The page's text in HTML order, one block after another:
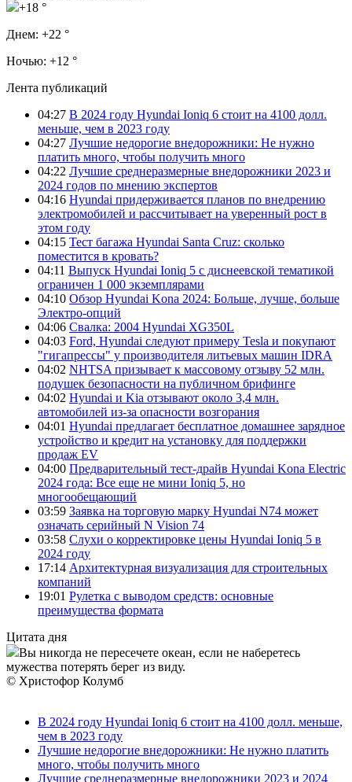
+18 °
Днем: +22 °
Ночью: +12 °
Лента публикаций
04:27 В 2024 году Hyundai Ioniq 6 стоит на 4100 долл.
меньше, чем в 2023 году
04:27 Лучшие недорогие внедорожники: Не нужно
платить много, чтобы получить много
04:22 Лучшие среднеразмерные внедорожники 2023 и
2024 годов по мнению экспертов
04:16 Hyundai придерживается планов по внедрению
электромобилей и рассчитывает на уверенный рост в
этом году
04:15 Тест багажа Hyundai Santa Cruz: сколько
поместится в кровать?
04:11 Выпуск Hyundai Ioniq 5 с диснеевской тематикой
ограничен 1 000 экземплярами
04:10 Обзор Hyundai Kona 2024: Больше, лучше, больше
Электро-опций
04:06 Свалка: 2004 Hyundai XG350L
04:03 Ford, Hyundai следуют примеру Tesla и покупают
"гигапрессы" у производителя литьевых машин IDRA
04:02 NHTSA призывает к массовому отзыву 52 млн.
подушек безопасности на публичном брифинге
04:02 Hyundai и Kia отзывают около 3,4 млн.
автомобилей из-за опасности возгорания
04:01 Hyundai предлагает бесплатное домашнее зарядное
устройство и кредит на установку для поддержки
продаж EV
04:00 Предварительный тест-драйв Hyundai Kona Electric
2024 года: Все еще не мини Ioniq 5, но
многообещающий
03:59 Заявка на торговую марку Hyundai N74 может
означать серийный N Vision 74
03:58 Слухи о корректировке цены Hyundai Ioniq 5 в
2024 году
17:14 Архитектурная визуализация для строительных
компаний
19:01 Рулетка с выводом средств: основные
преимущества формата
Цитата дня
Вы никогда не пересечете океан, если не наберетесь
мужества потерять берег из виду.
© Христофор Колумб
В 2024 году Hyundai Ioniq 6 стоит на 4100 долл. меньше,
чем в 2023 году
Лучшие недорогие внедорожники: Не нужно платить
много, чтобы получить много
Лучшие среднеразмерные внедорожники 2023 и 2024